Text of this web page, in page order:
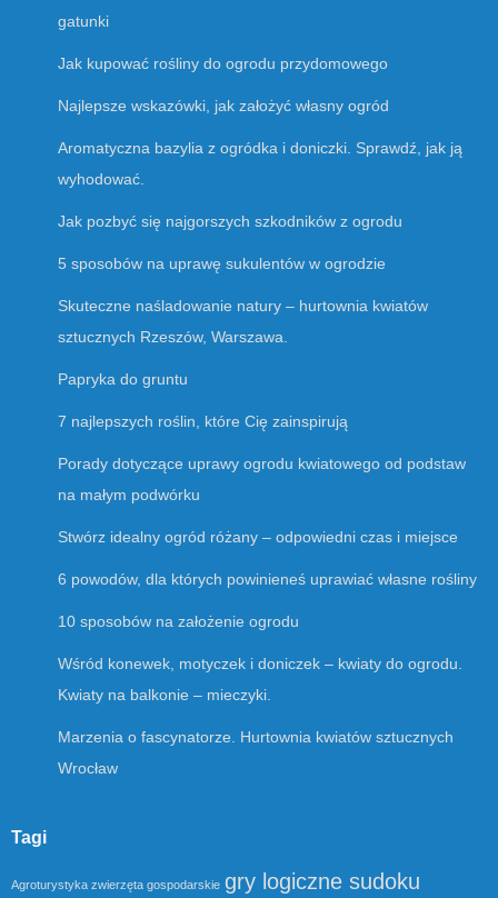
gatunki
Jak kupować rośliny do ogrodu przydomowego
Najlepsze wskazówki, jak założyć własny ogród
Aromatyczna bazylia z ogródka i doniczki. Sprawdź, jak ją
wyhodować.
Jak pozbyć się najgorszych szkodników z ogrodu
5 sposobów na uprawę sukulentów w ogrodzie
Skuteczne naśladowanie natury – hurtownia kwiatów
sztucznych Rzeszów, Warszawa.
Papryka do gruntu
7 najlepszych roślin, które Cię zainspirują
Porady dotyczące uprawy ogrodu kwiatowego od podstaw
na małym podwórku
Stwórz idealny ogród różany – odpowiedni czas i miejsce
6 powodów, dla których powinieneś uprawiać własne rośliny
10 sposobów na założenie ogrodu
Wśród konewek, motyczek i doniczek – kwiaty do ogrodu.
Kwiaty na balkonie – mieczyki.
Marzenia o fascynatorze. Hurtownia kwiatów sztucznych
Wrocław
Tagi
Agroturystyka zwierzęta gospodarskie gry logiczne sudoku